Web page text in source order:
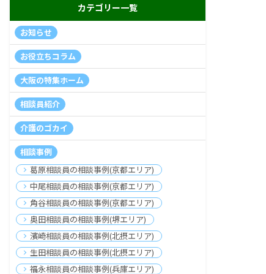
カテゴリー一覧
お知らせ
お役立ちコラム
大阪の特集ホーム
相談員紹介
介護のゴカイ
相談事例
葛原相談員の相談事例(京都エリア)
中尾相談員の相談事例(京都エリア)
角谷相談員の相談事例(京都エリア)
奥田相談員の相談事例(堺エリア)
濱崎相談員の相談事例(北摂エリア)
生田相談員の相談事例(北摂エリア)
福永相談員の相談事例(兵庫エリア)